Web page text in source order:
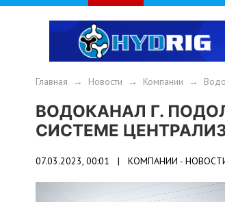
Главная → Новости → Компании →
ВОДОКАНАЛ Г.
СИСТЕМЕ
07.03.2023, 00:01 | КОМПАНИИ -